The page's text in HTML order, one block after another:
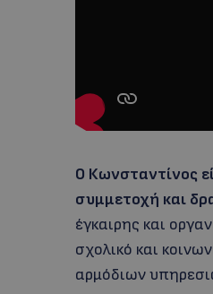
Ο Κωνσταντίνος
συμμετοχή και
έγκαιρης και
σχολικό και
αρμόδιων